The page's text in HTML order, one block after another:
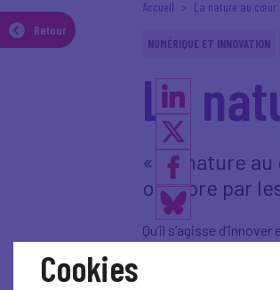
Retour
Accueil La nature au cœur
NUMÉRIQUE ET INNOVATION
La
« La nature
octobre par
Qu’il s’agisse
d’explorer de
Cookies